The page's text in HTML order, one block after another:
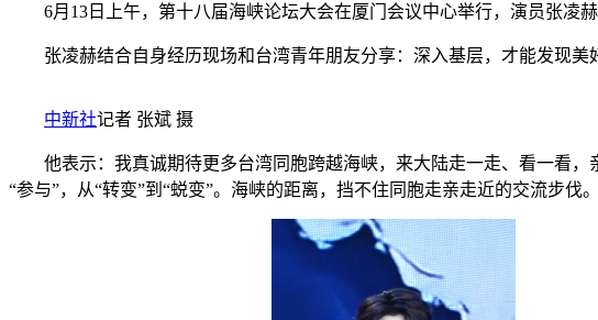
6月13日上午，第十八届海峡论坛大会在厦门会议中心举行，演员张凌赫
张凌赫结合自身经历现场和台湾青年朋友分享：深入基层，才能发现美
中新社记者 张斌 摄
他表示：我真诚期待更多台湾同胞跨越海峡，来大陆走一走、看一看，
“参与”，从“转变”到“蜕变”。海峡的距离，挡不住同胞走亲走近的交流步伐。